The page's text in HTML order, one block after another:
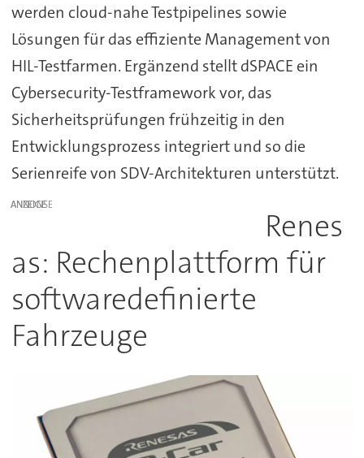
werden cloud-nahe Testpipelines sowie
Lösungen für das effiziente Management von
HIL-Testfarmen. Ergänzend stellt dSPACE ein
Cybersecurity-Testframework vor, das
Sicherheitsprüfungen frühzeitig in den
Entwicklungsprozess integriert und so die
Serienreife von SDV-Architekturen unterstützt.
ANZEIGE
Renes
as: Rechenplattform für
softwaredefinierte
Fahrzeuge